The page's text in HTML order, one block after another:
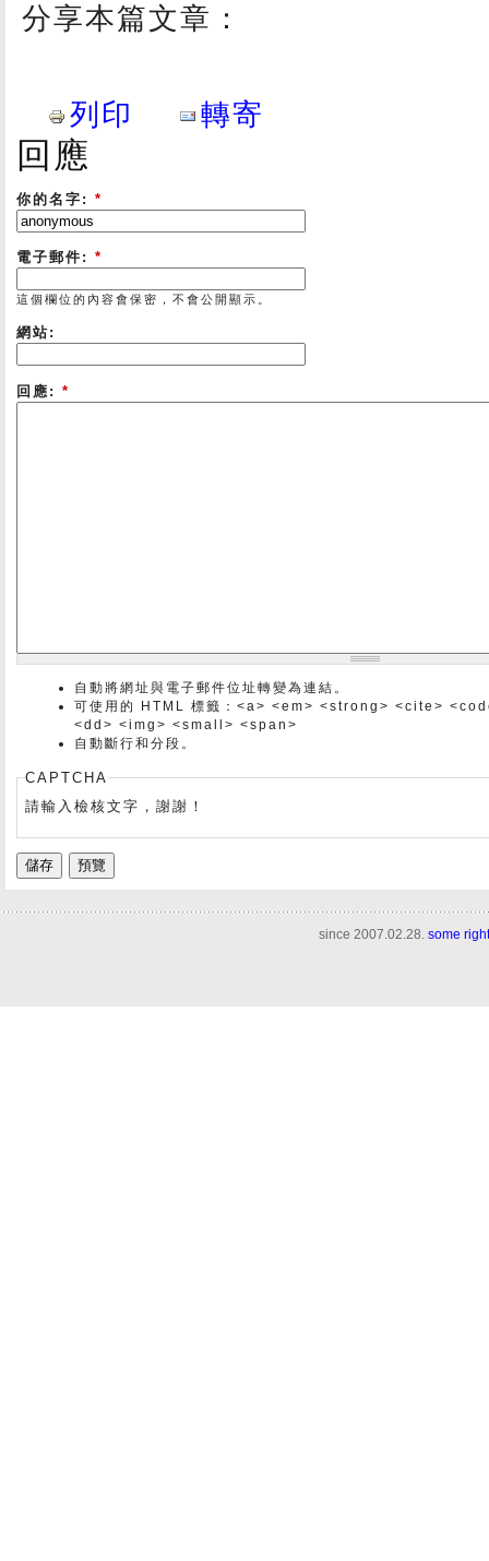
分享本篇文章：
列印 轉寄
回應
你的名字: *
電子郵件: *
這個欄位的內容會保密，不會公開顯示。
網站:
回應: *
自動將網址與電子郵件位址轉變為連結。
可使用的 HTML 標籤：<a> <em> <strong> <cite>
<dd> <img> <small> <span>
自動斷行和分段。
CAPTCHA
請輸入檢核文字，謝謝！
since 2007.02.28. some